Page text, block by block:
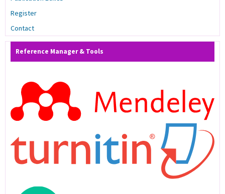
Register
Contact
Reference Manager & Tools